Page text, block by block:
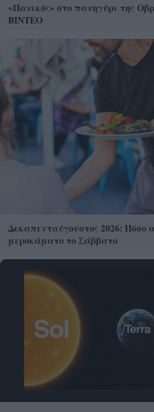
«Πανικός» στο πανηγύρι της
ΒΙΝΤΕΟ
Δεκαπενταύγουστος 2026: Πόσο
μεροκάματο το Σάββατο